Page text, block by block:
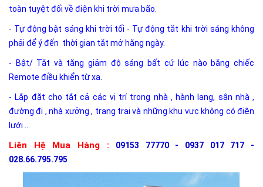
toàn tuyệt đối về điện khi trời mưa bão.
- Tự động bật sáng khi trời tối - Tự động tắt khi trời sáng không
phải để ý đến thời gian tắt mở hằng ngày.
- Bật/ Tắt và tăng giảm độ sáng bất cứ lúc nào bằng chiếc
Remote điều khiển từ xa.
- Lắp đặt cho tắt cả các vị trí trong nhà , hành lang, sân nhà ,
đường đi , nhà xưởng , trang trại và những khu vực không có điện
lưới ...
Liên Hệ Mua Hàng :
09153 77770 - 0937 017 717 -
028.66.795.795